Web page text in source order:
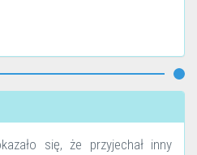
się, że przyjechał inny